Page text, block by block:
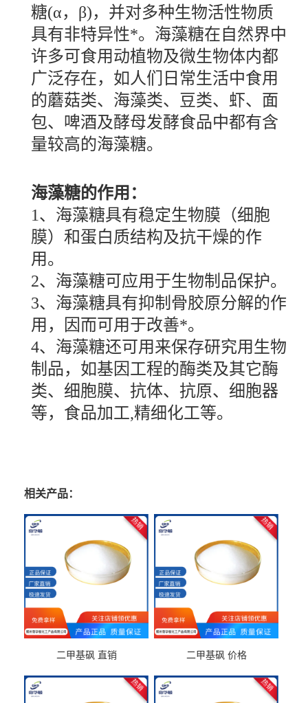
糖(α，β)，并对多种生物活性物质
具有非特异性*。海藻糖在自然界中
许多可食用动植物及微生物体内都
广泛存在，如人们日常生活中食用
的蘑菇类、海藻类、豆类、虾、面
包、啤酒及酵母发酵食品中都有含
量较高的海藻糖。
海藻糖的作用：
1、海藻糖具有稳定生物膜（细胞
膜）和蛋白质结构及抗干燥的作
用。
2、海藻糖可应用于生物制品保护。
3、海藻糖具有抑制骨胶原分解的作
用，因而可用于改善*。
4、海藻糖还可用来保存研究用生物
制品，如基因工程的酶类及其它酶
类、细胞膜、抗体、抗原、细胞器
等，食品加工,精细化工等。
相关产品：
二甲基砜 直销 二甲基砜 价格